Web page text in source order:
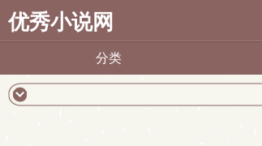
优秀小说网
分类